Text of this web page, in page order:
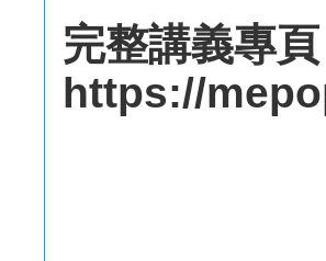
完整講義專頁
https://